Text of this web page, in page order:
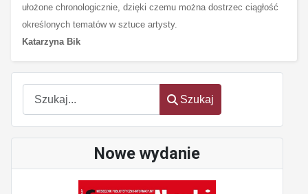
Szukaj
Szukaj
Nowe wydanie
ułożone chronologicznie, dzięki czemu można dostrzec ciągłość
określonych tematów w sztuce artysty.
Katarzyna Bik